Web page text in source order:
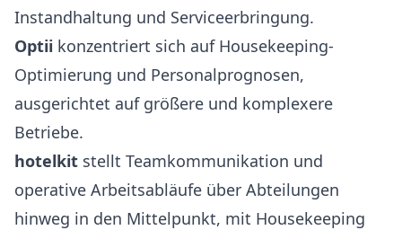
Instandhaltung und Serviceerbringung.
Optii konzentriert sich auf Housekeeping-
Optimierung und Personalprognosen,
ausgerichtet auf größere und komplexere
Betriebe.
hotelkit stellt Teamkommunikation und
operative Arbeitsabläufe über Abteilungen
hinweg in den Mittelpunkt, mit Housekeeping